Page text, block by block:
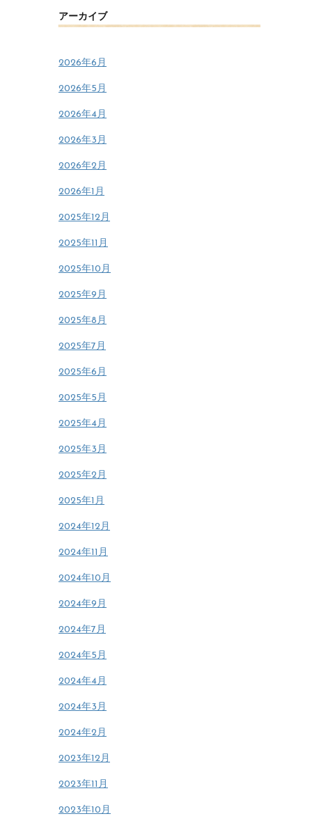
アーカイブ
2026年6月
2026年5月
2026年4月
2026年3月
2026年2月
2026年1月
2025年12月
2025年11月
2025年10月
2025年9月
2025年8月
2025年7月
2025年6月
2025年5月
2025年4月
2025年3月
2025年2月
2025年1月
2024年12月
2024年11月
2024年10月
2024年9月
2024年7月
2024年5月
2024年4月
2024年3月
2024年2月
2023年12月
2023年11月
2023年10月